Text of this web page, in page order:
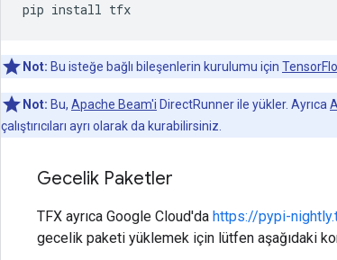
pip install
Not: Bu isteğe bağlı bileşenlerin kurulumu için
Not: Bu, Apache Beam'i DirectRunner ile yükler. Ayrıca
çalıştırıcıları ayrı olarak da kurabilirsiniz.
Gecelik Paketler
TFX ayrıca Google Cloud'da https://pypi-
gecelik paketi yüklemek için lütfen aşağıdaki